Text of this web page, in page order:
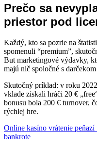
Prečo sa
priestor pod
Každý, kto sa pozrie na
spomenuli “premium”,
But marketingové výdavky,
majú nič spoločné s
Skutočný príklad: v roku
vklade získali hráči 20 €
bonusu bola 200 € turnover,
rýchlej hre.
Online kasíno vrátenie
bankrote